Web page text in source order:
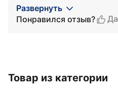
Развернуть
Понравился отзыв?
Да
Товар из категории